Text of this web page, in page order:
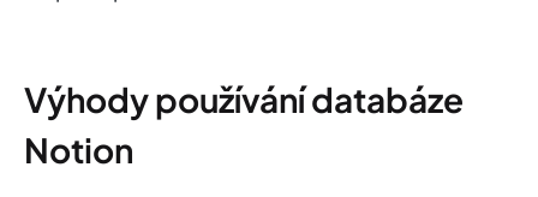
Výhody používání databáze
Notion